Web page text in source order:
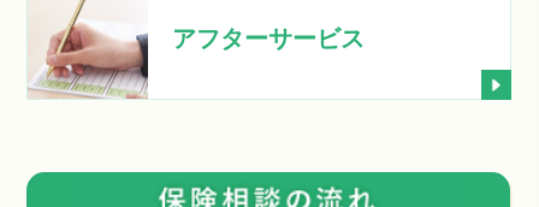
アフターサービス